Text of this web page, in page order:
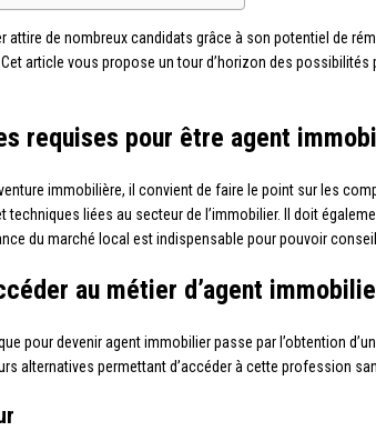
attire de nombreux candidats grâce à son potentiel de
article vous propose un tour d’horizon des
requises pour être agent
immobilière, il convient de faire le point sur les
liées au secteur de l’immobilier. Il doit
du marché local est indispensable pour pouvoir
au métier d’agent
pour devenir agent immobilier passe par l’obtention
alternatives permettant d’accéder à cette profession